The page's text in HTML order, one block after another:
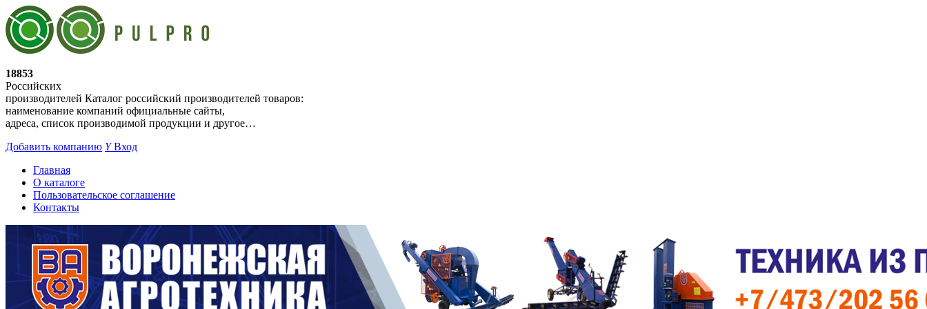
18853
Российских
производителей Каталог российский производителей товаров:
наименование компаний официальные сайты,
адреса, список производимой продукции и другое…
Добавить компанию YВход
Главная
О каталоге
Пользовательское соглашение
Контакты